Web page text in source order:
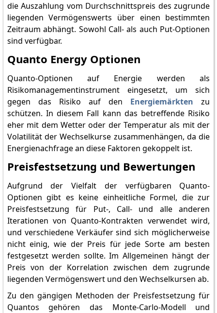
die Auszahlung vom Durchschnittspreis des zugrunde
liegenden Vermögenswerts über einen bestimmten
Zeitraum abhängt. Sowohl Call- als auch Put-Optionen
sind verfügbar.
Quanto Energy Optionen
Quanto-Optionen auf Energie werden als
Risikomanagementinstrument eingesetzt, um sich
gegen das Risiko auf den Energiemärkten zu
schützen. In diesem Fall kann das betreffende Risiko
eher mit dem Wetter oder der Temperatur als mit der
Volatilität der Wechselkurse zusammenhängen, da die
Energienachfrage an diese Faktoren gekoppelt ist.
Preisfestsetzung und Bewertungen
Aufgrund der Vielfalt der verfügbaren Quanto-
Optionen gibt es keine einheitliche Formel, die zur
Preisfestsetzung für Put-, Call- und alle anderen
Iterationen von Quanto-Kontrakten verwendet wird,
und verschiedene Verkäufer sind sich möglicherweise
nicht einig, wie der Preis für jede Sorte am besten
festgesetzt werden sollte. Im Allgemeinen hängt der
Preis von der Korrelation zwischen dem zugrunde
liegenden Vermögenswert und den Wechselkursen ab.
Zu den gängigen Methoden der Preisfestsetzung für
Quantos gehören das Monte-Carlo-Modell und